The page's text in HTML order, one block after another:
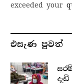
exceeded your
එසැණ පුව​ත්